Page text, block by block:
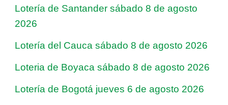
Lotería de Santander sábado 8 de agosto
2026
Lotería del Cauca sábado 8 de agosto 2026
Loteria de Boyaca sábado 8 de agosto 2026
Lotería de Bogotá jueves 6 de agosto 2026